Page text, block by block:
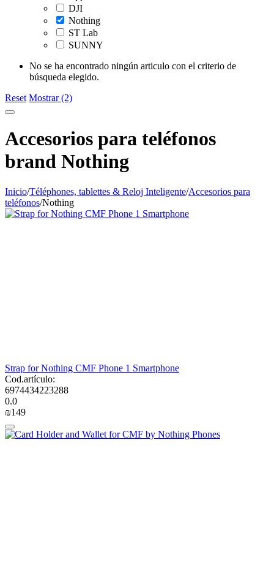
DJI
Nothing
ST Lab
SUNNY
No se ha encontrado ningún articulo con el criterio de
búsqueda elegido.
Reset Mostrar (2)
Accesorios para teléfonos
brand Nothing
Inicio/Téléphones, tablettes & Reloj Inteligente/Accesorios para
teléfonos/Nothing
Strap for Nothing CMF Phone 1 Smartphone
Cod.artículo:
6974434223288
0.0
₪‍149‍